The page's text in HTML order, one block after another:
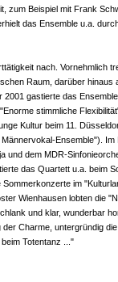
zum Beispiel mit Frank
das Ensemble u.a.
nach. Vornehmlich
Raum, darüber hinaus
gastierte das
stimmliche
Kultur beim 11.
Ensemble").
und dem MDR-
das Quartett u.a. beim
im
Wienhausen lobten die
und klar, wunderbar
Charme, untergründig
Totentanz ..."